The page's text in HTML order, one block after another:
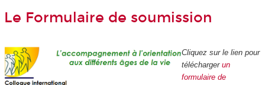
Le Formulaire de soumission
Cliquez sur le lien pour
télécharger un
formulaire de